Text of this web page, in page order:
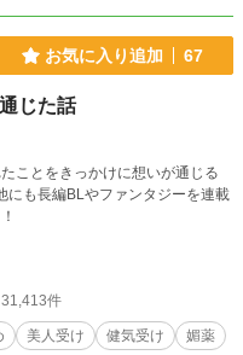
お気に入り追加 67
じた話
ことをきっかけに想いが通じる
件
美人受け 健気受け
媚薬